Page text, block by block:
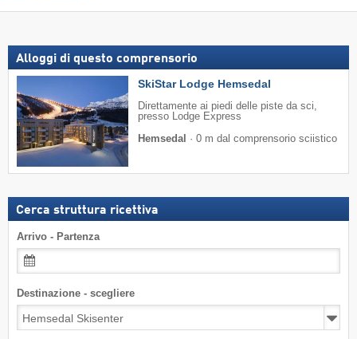
Alloggi di questo comprensorio
SkiStar Lodge Hemsedal
Direttamente ai piedi delle piste da sci,
presso Lodge Express
Hemsedal
· 0 m dal comprensorio sciistico
Cerca struttura ricettiva
Arrivo - Partenza
Destinazione - scegliere